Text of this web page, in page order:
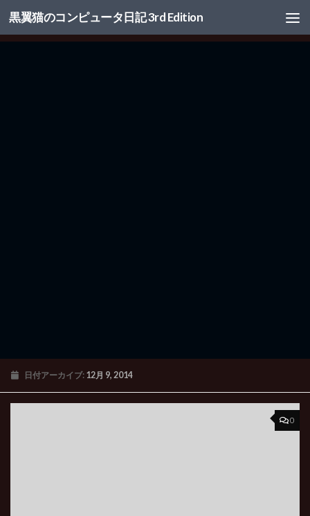
コンテンツへスキップ
黒翼猫のコンピュータ日記 3rd Edition
日付アーカイブ: 12月 9, 2014
0